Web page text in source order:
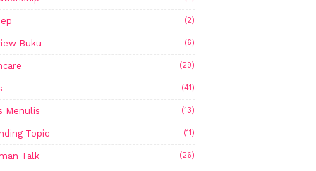
(2)
Buku (6)
(29)
(41)
Menulis (13)
Topic (11)
Talk (26)